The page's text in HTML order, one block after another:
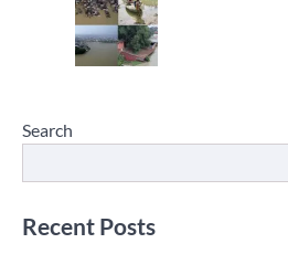
Search
Recent Posts